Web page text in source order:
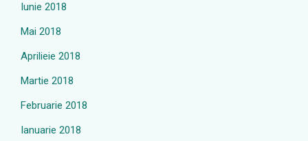
Iunie 2018
Mai 2018
Aprilieie 2018
Martie 2018
Februarie 2018
Ianuarie 2018